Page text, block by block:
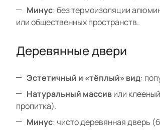
Минус: без термоизоляции
или общественных пространств.
Деревянные двери
Эстетичный и «тёплый» вид:
Натуральный массивили
пропитка).
Минус: чисто деревянная дверь